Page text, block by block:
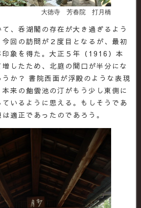
大徳寺 芳春院 打月橋
、呑湖閣の存在が大き過ぎるよう
回の訪問が２度目となるが、最初
印象を得た。大正５年（1916）本
したため、北庭の間口が半分にな
か？ 書院西面が浮殿のような表現
来の飽雲池の汀がもう少し東側に
いるように思える。もしそうであ
適正であったのであろう。